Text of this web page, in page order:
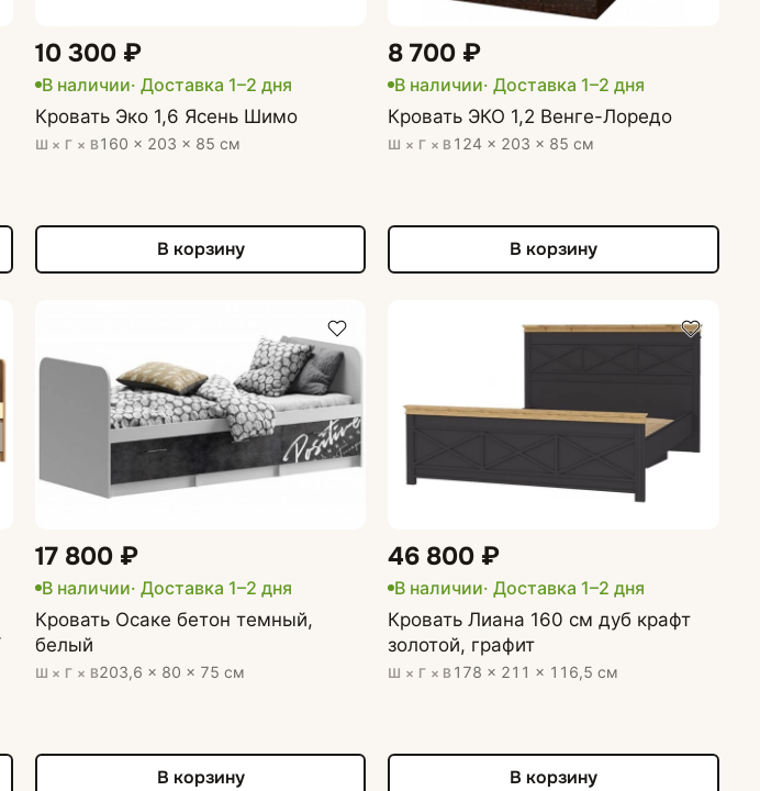
10 300 ₽
В наличии· Доставка 1–2 дня
Кровать Эко 1,6 Ясень Шимо
Ш × Г × В160 × 203 × 85 см
В корзину
8 700 ₽
В наличии· Доставка 1–2 дня
Кровать ЭКО 1,2 Венге-Лоредо
Ш × Г × В 124 × 203 × 85 см
В корзину
17 800 ₽
В наличии· Доставка 1–2 дня
Кровать Осаке бетон темный,
белый
Ш × Г × В203,6 × 80 × 75 см
В корзину
46 800 ₽
В наличии· Доставка 1–2 дня
Кровать Лиана 160 см дуб крафт
золотой, графит
Ш × Г × В 178 × 211 × 116,5 см
В корзину